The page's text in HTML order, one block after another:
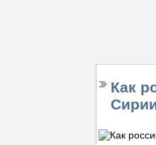
Как